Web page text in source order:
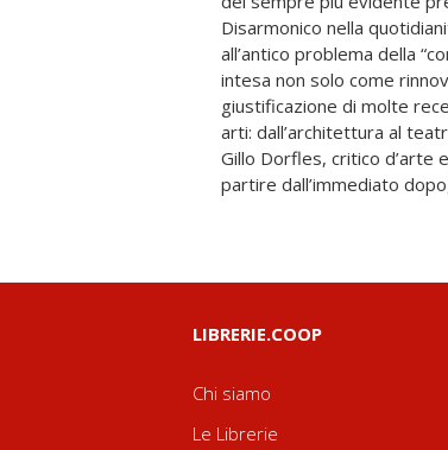
Disarmonico nella
all’antico problema della
intesa non solo come
giustificazione di molte
arti: dall’architettura al
Gillo Dorfles, critico d’arte
partire dall’immediato
(1979), L’intervallo perduto
Preferenze critiche
(1997), Scritti di architettura
(2002). Nuova edizione
Nuovi riti, nuovi miti
oscillazioni del gusto
LIBRERIE.COOP
Chi siamo
Le Librerie